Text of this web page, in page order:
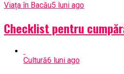
Viața în Bacău5 luni ago
Checklist pentru
Cultură6 luni ago